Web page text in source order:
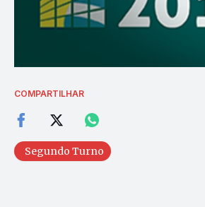
COMPARTILHAR
Segundo Turno